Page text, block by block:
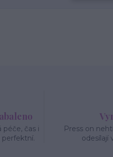
péče, čas i
perfektní.
Press on
odesílají